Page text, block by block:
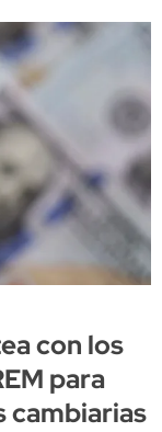
con los
para
cambiarias